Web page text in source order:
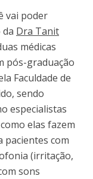
vai poder
Dra Tanit
médicas
pós-graduação
Faculdade de
sendo
especialistas
elas fazem
pacientes com
(irritação,
sons